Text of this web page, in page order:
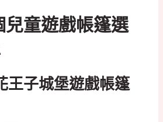
童遊戲帳篷選
王子城堡遊戲帳篷